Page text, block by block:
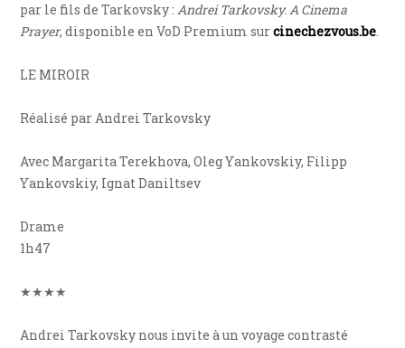
par le fils de Tarkovsky :Andrei Tarkovsky. A Cinema
Prayer, disponible en VoD Premium surcinechezvous.be.
LE MIROIR
Réalisé par Andrei Tarkovsky
Avec Margarita Terekhova, Oleg Yankovskiy, Filipp
Yankovskiy, Ignat Daniltsev
Drame
1h47
★★★★
Andrei Tarkovsky nous invite à un voyage contrasté